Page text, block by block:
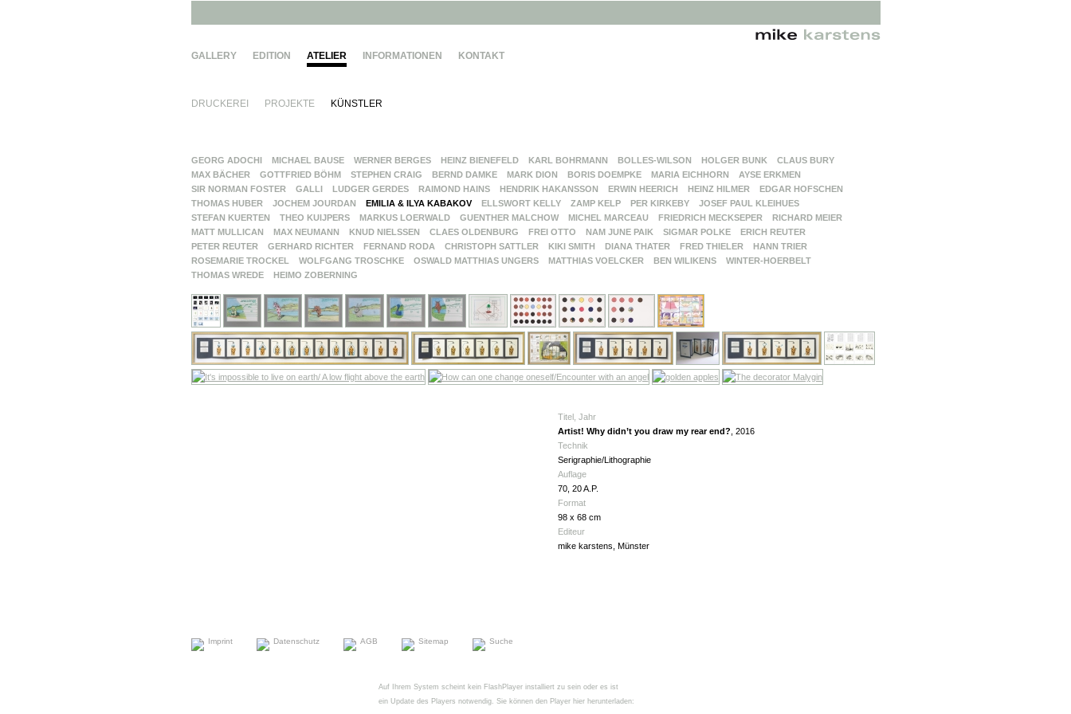
GALLERY EDITION ATELIER INFORMATIONEN KONTAKT
DRUCKEREI PROJEKTE KÜNSTLER
GEORG ADOCHI MICHAEL BAUSE WERNER BERGES HEINZ BIENEFELD KARL BOHRMANN BOLLES-WILSON HOLGER BUNK
CLAUS BURY
MAX BÄCHER
GOTTFRIED BÖHM STEPHEN CRAIG BERND DAMKE MARK DION BORIS DOEMPKE MARIA EICHHORN
AYSE ERKMEN
SIR NORMAN FOSTER
GALLI LUDGER GERDES RAIMOND HAINS HENDRIK HAKANSSON ERWIN HEERICH HEINZ HILMER
EDGAR HOFSCHEN
THOMAS HUBER
JOCHEM JOURDAN EMILIA & ILYA KABAKOV ELLSWORT KELLY ZAMP KELP PER KIRKEBY
JOSEF PAUL KLEIHUES
STEFAN KUERTEN
THEO KUIJPERS MARKUS LOERWALD GUENTHER MALCHOW MICHEL MARCEAU FRIEDRICH MECKSEPER
RICHARD MEIER
MATT MULLICAN
MAX NEUMANN KNUD NIELSSEN CLAES OLDENBURG FREI OTTO NAM JUNE PAIK SIGMAR POLKE
ERICH REUTER
PETER REUTER
GERHARD RICHTER FERNAND RODA CHRISTOPH SATTLER KIKI SMITH DIANA THATER FRED THIELER
HANN TRIER
ROSEMARIE TROCKEL
WOLFGANG TROSCHKE OSWALD MATTHIAS UNGERS MATTHIAS VOELCKER BEN WILIKENS
WINTER-HOERBELT
THOMAS WREDE
HEIMO ZOBERNING
Titel, Jahr
Artist! Why didn’t you draw my rear end? , 2016
Technik
Serigraphie/Lithographie
Auflage
70, 20 A.P.
Format
98 x 68 cm
Editeur
mike karstens, Münster
Imprint Datenschutz AGB Sitemap Suche
Auf Ihrem System scheint kein FlashPlayer installiert zu sein oder es ist
ein Update des Players notwendig. Sie können den Player hier herunterladen: